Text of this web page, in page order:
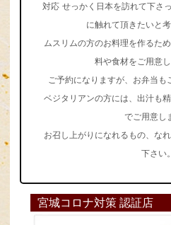
対応 せっかく日本を訪れて下さ
に触れて頂きたいと
ムスリムの方のお料理を作るた
料や食材をご用意し
ご予約になりますが、お弁当も
ベジタリアンの方には、出汁も
でご用意し
お召し上がりになれるもの、な
下さい。
宮城コロナ対策 認証店